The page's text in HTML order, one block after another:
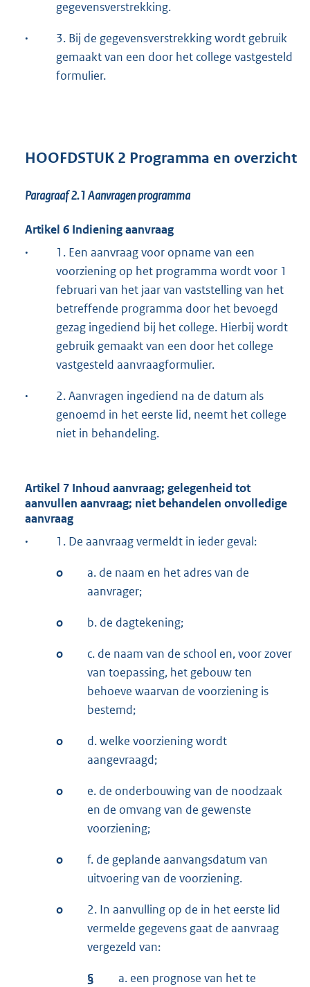
gegevensverstrekking.
·
3. Bij de gegevensverstrekking wordt gebruik
gemaakt van een door het college vastgesteld
formulier.
HOOFDSTUK 2 Programma en overzicht
Paragraaf 2.1Aanvragen programma
Artikel 6 Indiening aanvraag
·
1. Een aanvraag voor opname van een
voorziening op het programma wordt voor 1
februari van het jaar van vaststelling van het
betreffende programma door het bevoegd
gezag ingediend bij het college. Hierbij wordt
gebruik gemaakt van een door het college
vastgesteld aanvraagformulier.
·
2. Aanvragen ingediend na de datum als
genoemd in het eerste lid, neemt het college
niet in behandeling.
Artikel 7 Inhoud aanvraag; gelegenheid tot
aanvullen aanvraag; niet behandelen onvolledige
aanvraag
·
1. De aanvraag vermeldt in ieder geval:
o
a. de naam en het adres van de
aanvrager;
o b. de dagtekening;
o
c. de naam van de school en, voor zover
van toepassing, het gebouw ten
behoeve waarvan de voorziening is
bestemd;
o
d. welke voorziening wordt
aangevraagd;
o
e. de onderbouwing van de noodzaak
en de omvang van de gewenste
voorziening;
o
f. de geplande aanvangsdatum van
uitvoering van de voorziening.
o
2. In aanvulling op de in het eerste lid
vermelde gegevens gaat de aanvraag
vergezeld van:
§
a. een prognose van het te